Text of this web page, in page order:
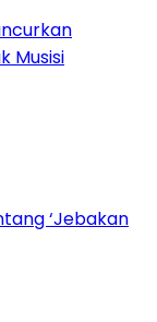
Musisi
‘Jebakan